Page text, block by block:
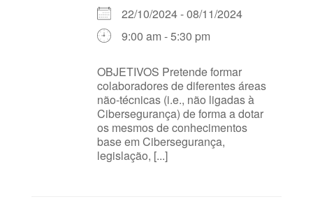
22/10/2024 - 08/11/2024
9:00 am - 5:30 pm
OBJETIVOS Pretende formar
colaboradores de diferentes áreas
não-técnicas (i.e., não ligadas à
Cibersegurança) de forma a dotar
os mesmos de conhecimentos
base em Cibersegurança,
legislação, [...]